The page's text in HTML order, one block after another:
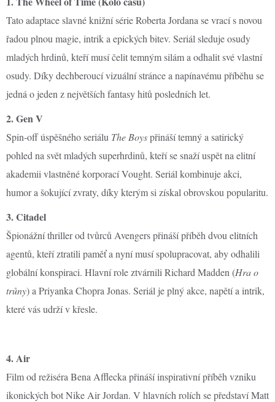
Tato adaptace slavné knižní série Roberta Jordana se vrací s novou
řadou plnou magie, intrik a epických bitev. Seriál sleduje osudy
mladých hrdinů, kteří musí čelit temným silám a odhalit své vlastní
osudy. Díky dechberoucí vizuální stránce a napínavému příběhu se
jedná o jeden z největších fantasy hitů posledních let.
2. Gen V
Spin-off úspěšného seriálu The Boyspřináší temný a satirický
pohled na svět mladých superhrdinů, kteří se snaží uspět na elitní
akademii vlastněné korporací Vought. Seriál kombinuje akci,
humor a šokující zvraty, díky kterým si získal obrovskou popularitu.
3. Citadel
Špionážní thriller od tvůrců Avengers přináší příběh dvou elitních
agentů, kteří ztratili paměť a nyní musí spolupracovat, aby odhalili
globální konspiraci. Hlavní role ztvárnili Richard Madden (Hra o
trůny) a Priyanka Chopra Jonas. Seriál je plný akce, napětí a intrik,
které vás udrží v křesle.
4. Air
Film od režiséra Bena Afflecka přináší inspirativní příběh vzniku
ikonických bot Nike Air Jordan. V hlavních rolích se představí Matt